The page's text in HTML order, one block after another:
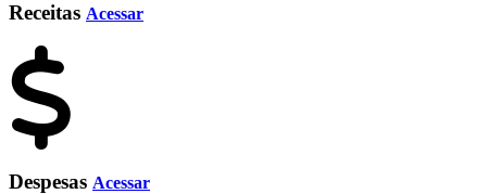
Receitas Acessar
Despesas Acessar